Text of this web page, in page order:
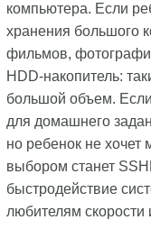
компьютера. Если
хранения большого
фильмов,
HDD-накопитель:
большой объем.
для домашнего
но ребенок не
выбором станет
быстродействие
любителям